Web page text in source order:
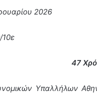
2026
47
Υπαλλήλων